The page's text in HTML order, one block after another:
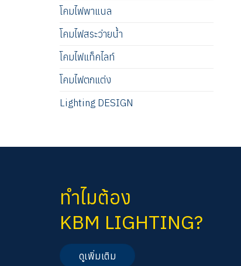
โคมไฟพาแนล
โคมไฟสระว่ายน้ำ
โคมไฟแท็คไลท์
โคมไฟตกแต่ง
Lighting DESIGN
ทำไมต้อง
KBM LIGHTING?
ดูเพิ่มเติม